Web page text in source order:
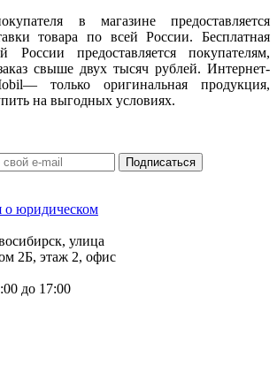
в магазине предоставляется
товара по всей России. Бесплатная
России предоставляется покупателям,
свыше двух тысяч рублей. Интернет-
только оригинальная продукция,
на выгодных условиях.
Подписаться
юридическом
улица
2Б, этаж 2, офис
до 17:00